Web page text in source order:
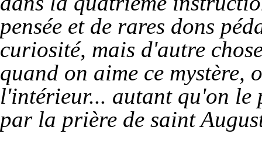
pensée et de rares dons
curiosité, mais d'autre
quand on aime ce mystère,
l'intérieur... autant qu'on le
par la prière de saint